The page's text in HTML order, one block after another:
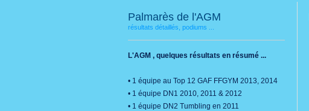
Palmarès de l'AGM
résultats détaillés, podiums ...
L'AGM , quelques résultats en résumé ...
• 1 équipe au Top 12 GAF FFGYM 2013, 2014
• 1 équipe DN1 2010, 2011 & 2012
• 1 équipe DN2 Tumbling en 2011